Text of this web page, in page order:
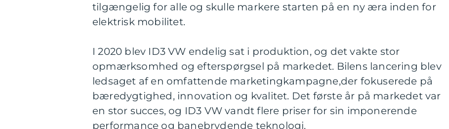
tilgængelig for alle og skulle markere starten på en ny æra inden for
elektrisk mobilitet.
I 2020 blev ID3 VW endelig sat i produktion, og det vakte stor
opmærksomhed og efterspørgsel på markedet. Bilens lancering blev
ledsaget af en omfattende marketingkampagne,der fokuserede på
bæredygtighed, innovation og kvalitet. Det første år på markedet var
en stor succes, og ID3 VW vandt flere priser for sin imponerende
performance og banebrydende teknologi.